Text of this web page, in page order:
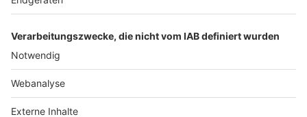
Nutzungsbedingungen Datenschutz Impressum